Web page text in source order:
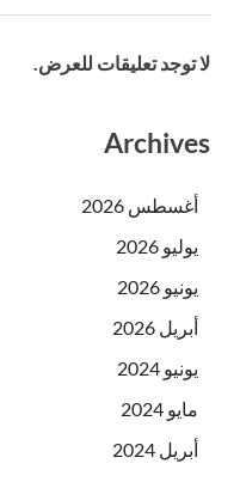
لا توجد تعليقات للعرض.
Archives
أغسطس 2026
يوليو 2026
يونيو 2026
أبريل 2026
يونيو 2024
مايو 2024
أبريل 2024